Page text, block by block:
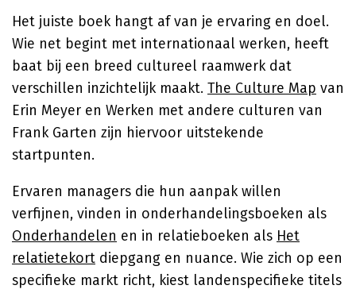
Het juiste boek hangt af van je ervaring en doel.
Wie net begint met internationaal werken, heeft
baat bij een breed cultureel raamwerk dat
verschillen inzichtelijk maakt. The Culture Map van
Erin Meyer en Werken met andere culturen van
Frank Garten zijn hiervoor uitstekende
startpunten.
Ervaren managers die hun aanpak willen
verfijnen, vinden in onderhandelingsboeken als
Onderhandelen en in relatieboeken als Het
relatietekort diepgang en nuance. Wie zich op een
specifieke markt richt, kiest landenspecifieke titels